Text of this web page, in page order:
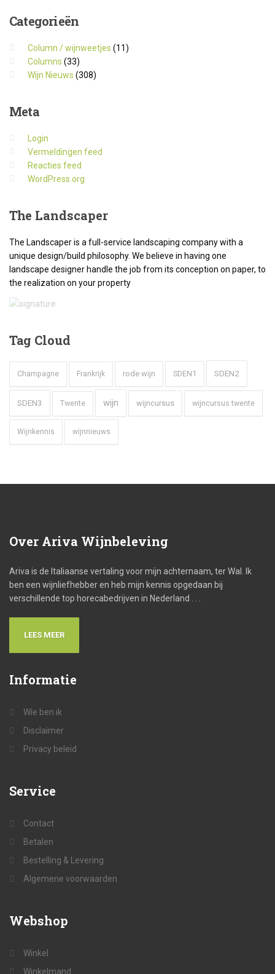
Categorieën
Column / wijnweetjes (11)
Columns (33)
Wijn Nieuws (308)
Meta
Login
Vermeldingen feed
Reacties feed
WordPress.org
The Landscaper
The Landscaper is a full-service landscaping company with a
unique design/build philosophy. We believe in having one
landscape designer handle the job from its conception on paper, to
the realization on your property
Tag Cloud
Champagne Frankrijk rode wijn SDEN1 SDEN2
SDEN3 Twente wijn wijncursus wijncursus twente
Wijnkennis wijnnieuws
Over Ariva Wijnbeleving
Ariva is de Italiaanse vertaling voor mijn achternaam, ter Wal. Ik
ben een wijnliefhebber en heb mijn kennis opgedaan bij
verschillende top horecabedrijven in Nederland . . .
LEES MEER
Informatie
Wie ben ik
Disclaimer
Privacy beleid
Service
Contact
Betalen
Bestelling & Levering
Algemene voorwaarden
Webshop
Winkel
Winkelmand